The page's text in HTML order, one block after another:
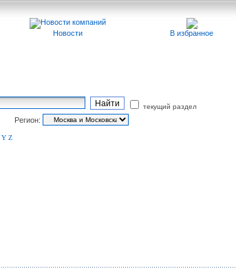
Новости В избранное
текущий раздел
Регион:
Y Z